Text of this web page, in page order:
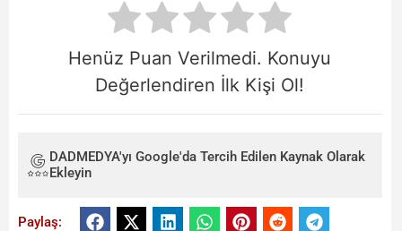
Henüz Puan Verilmedi. Konuyu
Değerlendiren İlk Kişi Ol!
DADMEDYA'yı Google'da Tercih Edilen Kaynak Olarak
Ekleyin
Paylaş: